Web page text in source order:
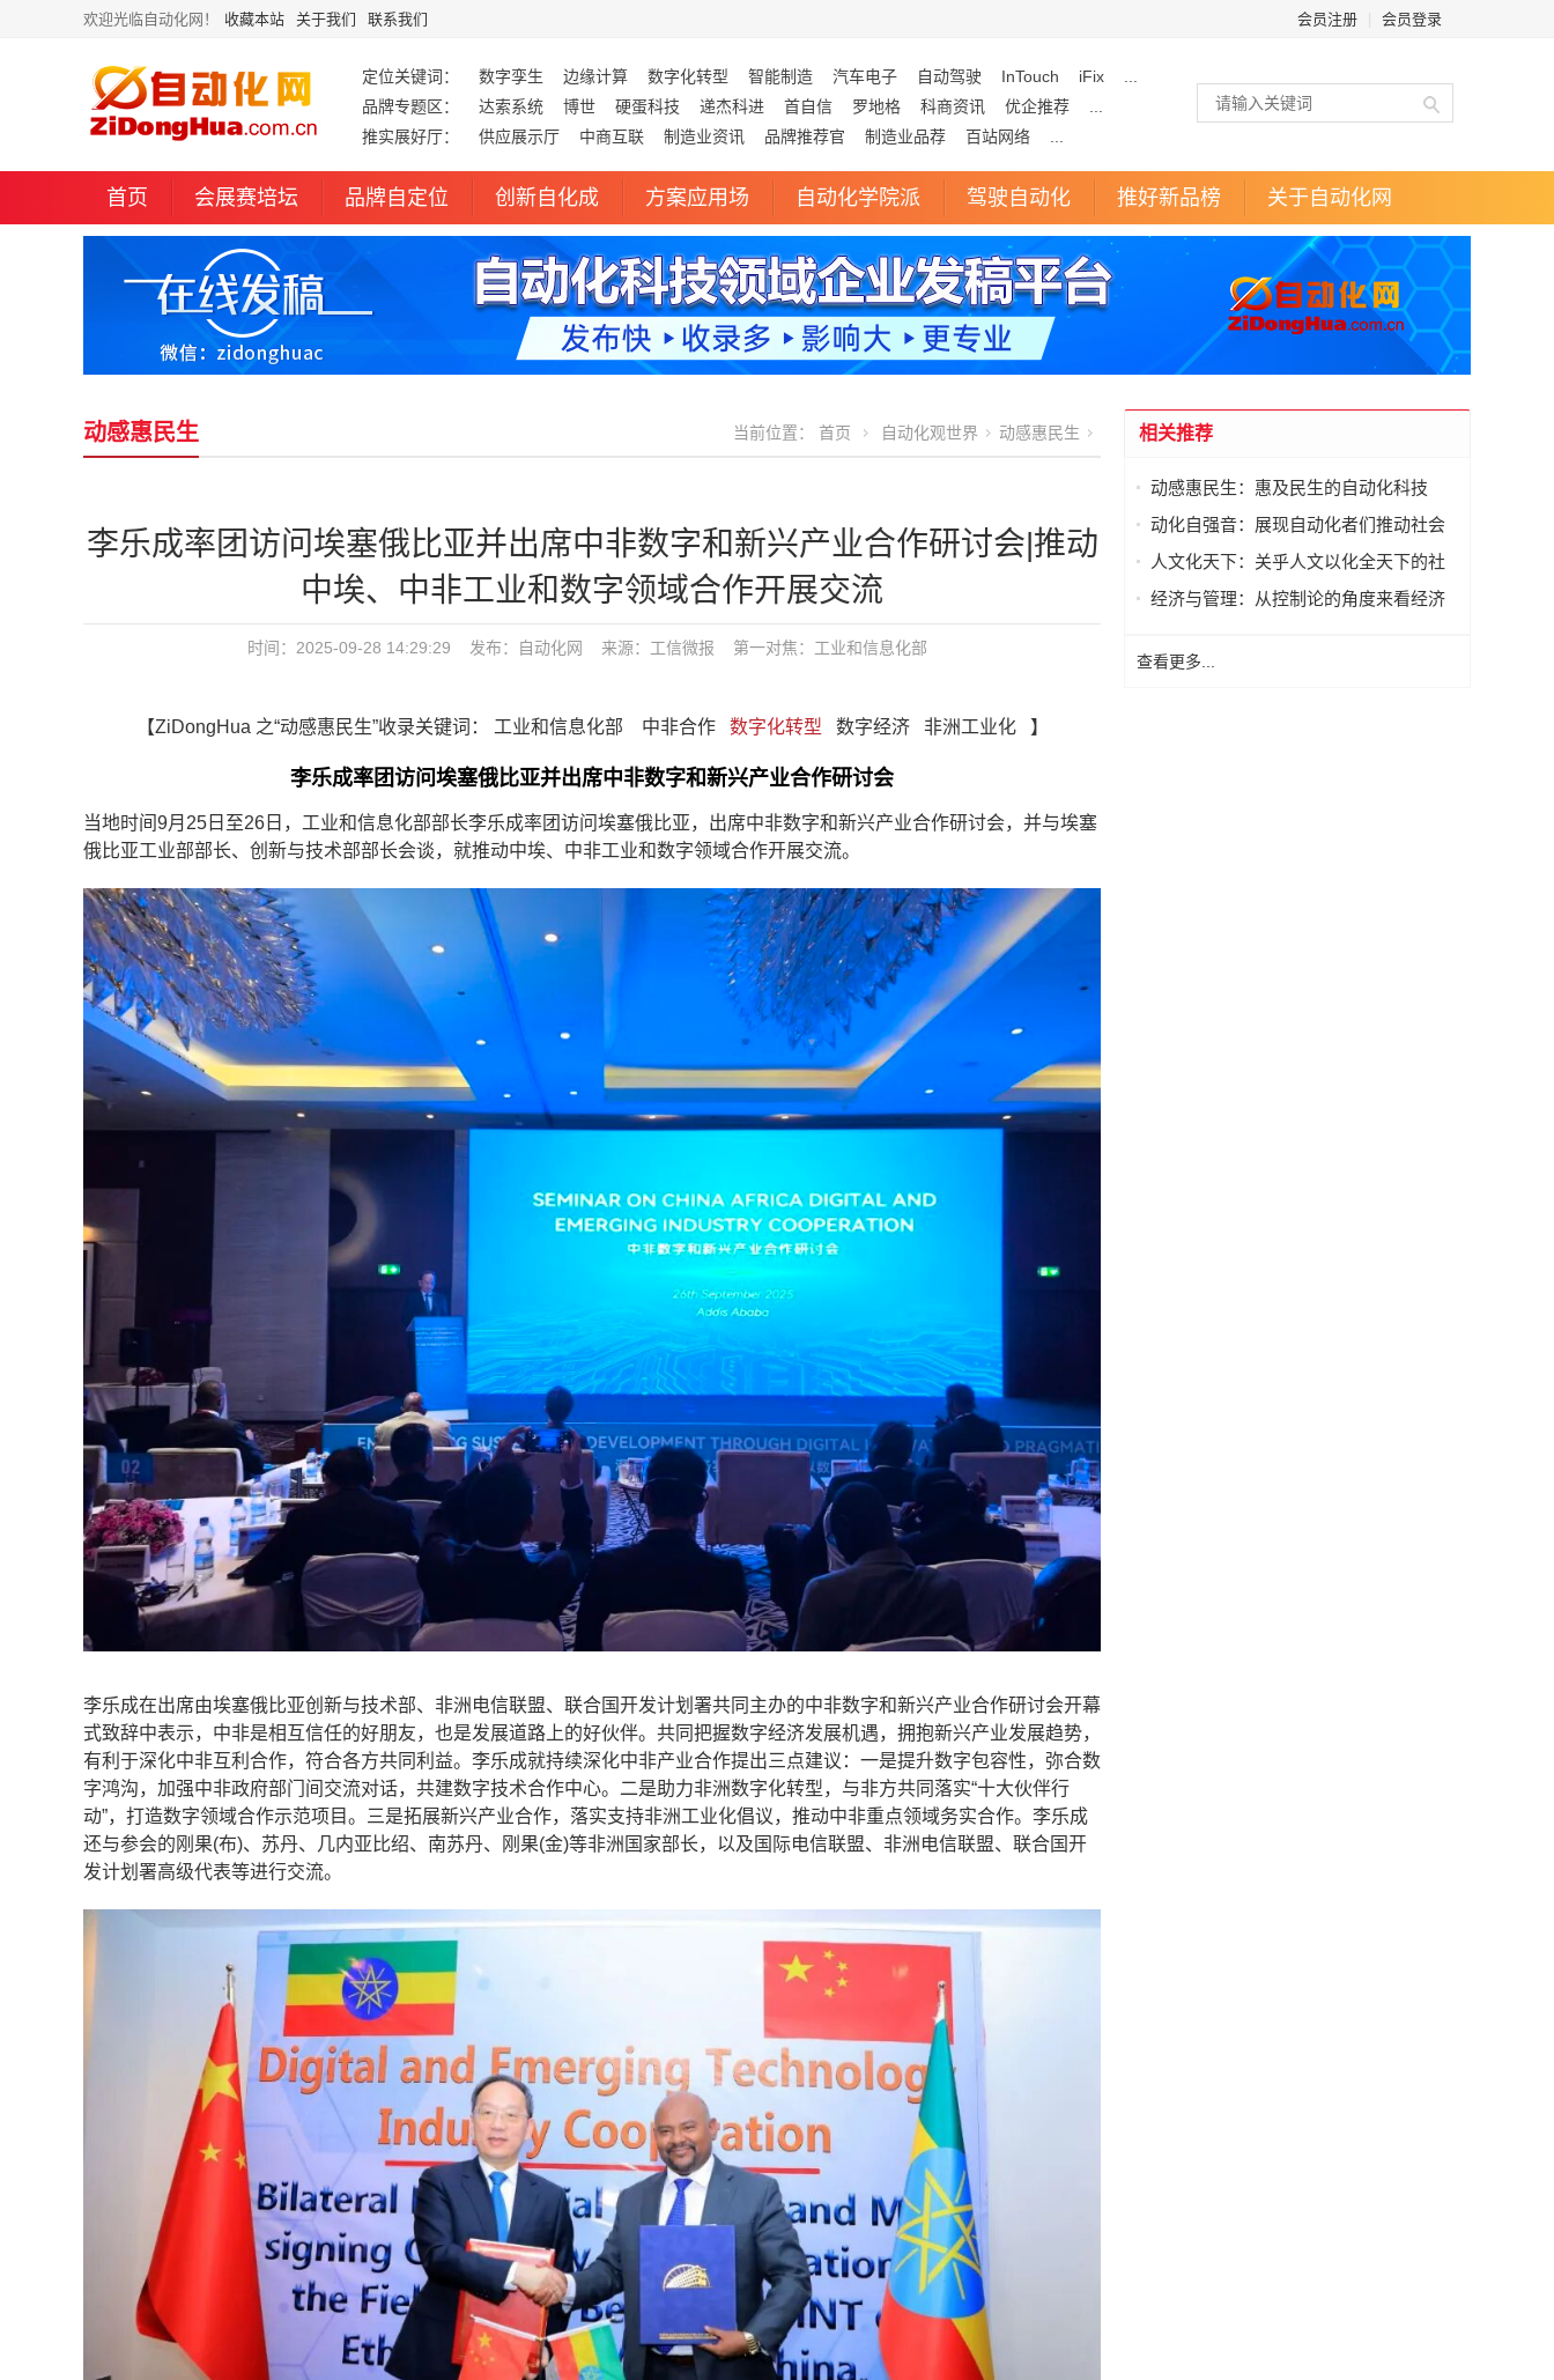
欢迎光临自动化网！ 收藏本站 关于我们 联系我们 会员注册 会员登录
定位关键词： 数字孪生 边缘计算 数字化转型 智能制造 汽车电子 自动驾驶 InTouch iFix
品牌专题区：
达索系统 博世 硬蛋科技 递杰科进 首自信 罗地格 科商资讯 优企推荐
推实展好厅：
供应展示厅 中商互联 制造业资讯 品牌推荐官 制造业品荐 百站网络
首页 会展赛培坛 品牌自定位 创新自化成 方案应用场 自动化学院派 驾驶自动化 推好新品榜 关于自动化网
动感惠民生 当前位置： 首页 自动化观世界 动感惠民生
李乐成率团访问埃塞俄比亚并出席中非数字和新兴产业合作研讨会|推动
中埃、中非工业和数字领域合作开展交流
时间：2025-09-28 14:29:29 发布： 自动化网 来源：工信微报 第一对焦： 工业和信息化部
【ZiDongHua 之“动感惠民生”收录关键词： 工业和信息化部 中非合作 数字化转型 数字经济 非洲工业化 】
李乐成率团访问埃塞俄比亚并出席中非数字和新兴产业合作研讨会
当地时间9月25日至26日，工业和信息化部部长李乐成率团访问埃塞俄比亚，出席中非数字和新兴产业合作研讨会，并与埃塞
俄比亚工业部部长、创新与技术部部长会谈，就推动中埃、中非工业和数字领域合作开展交流。
李乐成在出席由埃塞俄比亚创新与技术部、非洲电信联盟、联合国开发计划署共同主办的中非数字和新兴产业合作研讨会开幕
式致辞中表示，中非是相互信任的好朋友，也是发展道路上的好伙伴。共同把握数字经济发展机遇，拥抱新兴产业发展趋势，
有利于深化中非互利合作，符合各方共同利益。李乐成就持续深化中非产业合作提出三点建议：一是提升数字包容性，弥合数
字鸿沟，加强中非政府部门间交流对话，共建数字技术合作中心。二是助力非洲数字化转型，与非方共同落实“十大伙伴行
动”，打造数字领域合作示范项目。三是拓展新兴产业合作，落实支持非洲工业化倡议，推动中非重点领域务实合作。李乐成
还与参会的刚果(布)、苏丹、几内亚比绍、南苏丹、刚果(金)等非洲国家部长，以及国际电信联盟、非洲电信联盟、联合国开
发计划署高级代表等进行交流。
相关推荐
动感惠民生：惠及民生的自动化科技
动化自强音：展现自动化者们推动社会
进步发出的响亮声音
人文化天下：关乎人文以化全天下的社
会进步
经济与管理：从控制论的角度来看经济
查看更多...